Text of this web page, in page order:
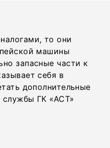
то они
машины
запасные части к
себя в
дополнительные
ГК «АСТ»